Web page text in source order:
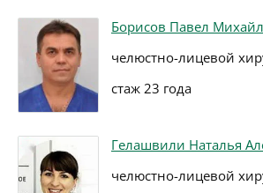
Борисов Павел
челюстно-лицевой
стаж 23 года
Гелашвили Наталья
челюстно-лицевой